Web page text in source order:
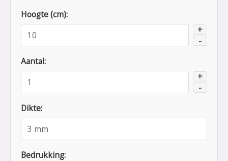
Hoogte (cm):
+
-
Aantal:
+
-
Dikte:
Bedrukking: